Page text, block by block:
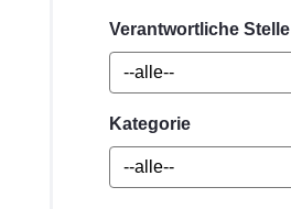
Verantwortliche Stelle
Kategorie